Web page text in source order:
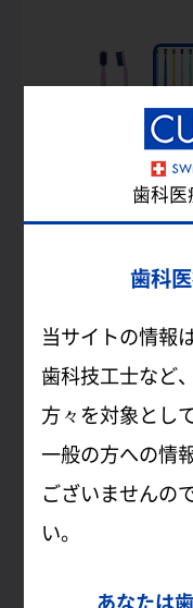
関連資料
歯科
歯科
当サイトの情報
歯科技工士など
方々を対象とし
一般の方への情
ございませんの
い。
あなたは